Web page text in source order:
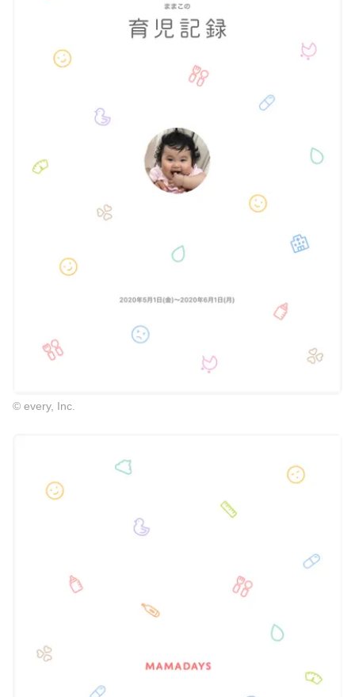
© every, Inc.